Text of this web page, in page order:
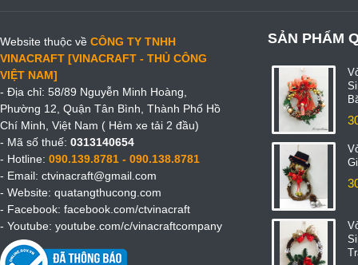
Website thuộc về CÔNG TY TNHH
VINACRAFT [VINACRAFT - THỦ CÔNG
VIỆT NAM]
- Địa chỉ: 58/89 Nguyễn Minh Hoàng,
Phường 12, Quận Tân Bình, Thành Phố Hồ
Chí Minh, Việt Nam ( Hẻm xe tải 2 đầu)
- Mã số thuế: 0313140654
- Hotline: 090.139.8781 - 090.138.8781
- Email: ctvinacraft@gmail.com
- Website: quatangthucong.com
- Facebook: facebook.com/ctvinacraft
- Youtube: youtube.com/c/vinacraftcompany
SẢN PHẨM